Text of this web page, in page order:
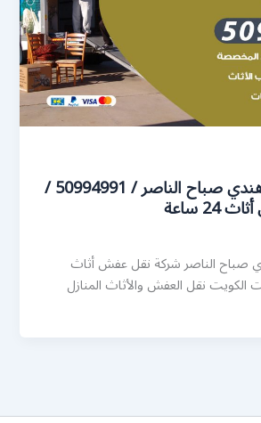
رقم نقل عفش هندي صباح الناصر / 50994991 /
ساعة
الناصر شركة نقل عفش أثاث
الكويت نقل العفش والأثاث المنازل